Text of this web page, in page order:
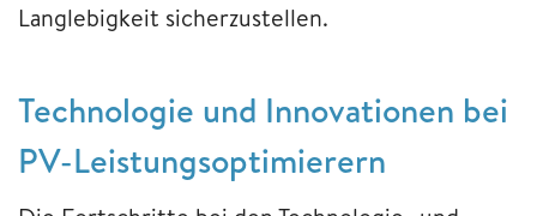
Langlebigkeit sicherzustellen.
Technologie und Innovationen bei
PV-Leistungsoptimierern